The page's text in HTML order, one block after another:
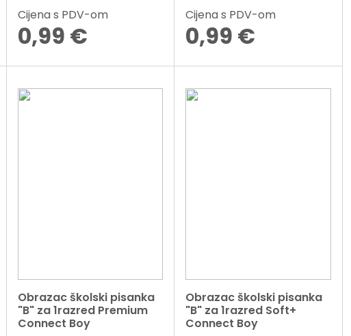
Cijena s PDV-om
0,99 €
Cijena s PDV-om
0,99 €
Obrazac školski pisanka
"B" za 1razred Premium
Connect Boy
Obrazac školski pisanka
"B" za 1razred Soft+
Connect Boy